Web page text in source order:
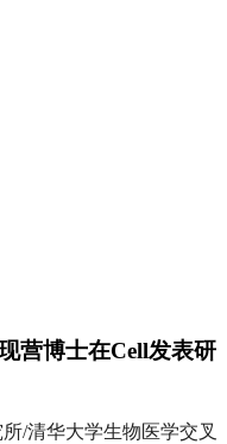
营博士在Cell发表研
/清华大学生物医学交叉